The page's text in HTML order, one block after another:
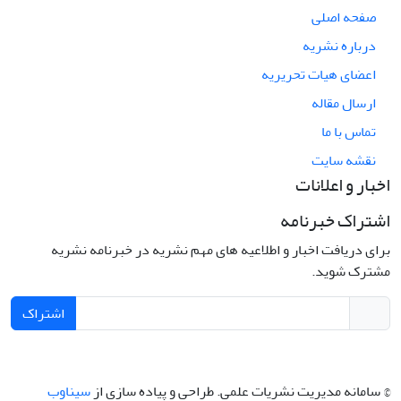
صفحه اصلی
درباره نشریه
اعضای هیات تحریریه
ارسال مقاله
تماس با ما
نقشه سایت
اخبار و اعلانات
اشتراک خبرنامه
برای دریافت اخبار و اطلاعیه های مهم نشریه در خبرنامه نشریه
مشترک شوید.
اشتراک
© سامانه مدیریت نشریات علمی.طراحی و پیاده سازی ازسیناوب